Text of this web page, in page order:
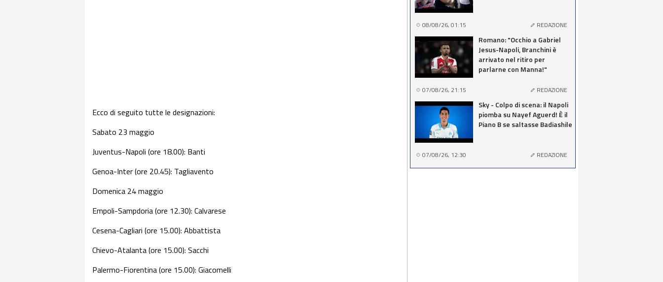
Ecco di seguito tutte le designazioni:
Sabato 23 maggio
Juventus-Napoli (ore 18.00): Banti
Genoa-Inter (ore 20.45): Tagliavento
Domenica 24 maggio
Empoli-Sampdoria (ore 12.30): Calvarese
Cesena-Cagliari (ore 15.00): Abbattista
Chievo-Atalanta (ore 15.00): Sacchi
Palermo-Fiorentina (ore 15.00): Giacomelli
08/08/26, 01:15 REDAZIONE
Romano: "Occhio a Gabriel
Jesus-Napoli, Branchini è
arrivato nel ritiro per
parlarne con Manna!"
07/08/26, 21:15 REDAZIONE
Sky - Colpo di scena: il Napoli
piomba su Nayef Aguerd! È il
Piano B se saltasse Badiashile
07/08/26, 12:30 REDAZIONE